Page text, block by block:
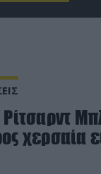
χερσαία